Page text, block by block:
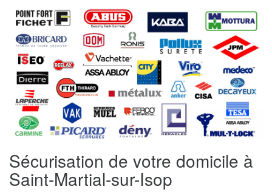
Sécurisation de votre domicile à
Saint-Martial-sur-Isop